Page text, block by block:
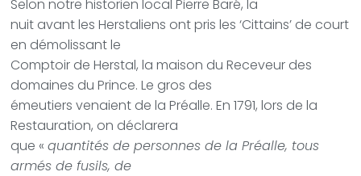
Selon notre historien local Pierre Baré, la
nuit avant les Herstaliens ont pris les ‘Cittains’ de court
en démolissant le
Comptoir de Herstal, la maison du Receveur des
domaines du Prince. Le gros des
émeutiers venaient de la Préalle. En 1791, lors de la
Restauration, on déclarera
que «quantités de personnes de la Préalle, tous
armés de fusils, de